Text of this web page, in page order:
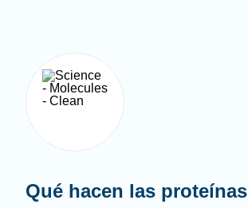
Qué hacen las proteínas